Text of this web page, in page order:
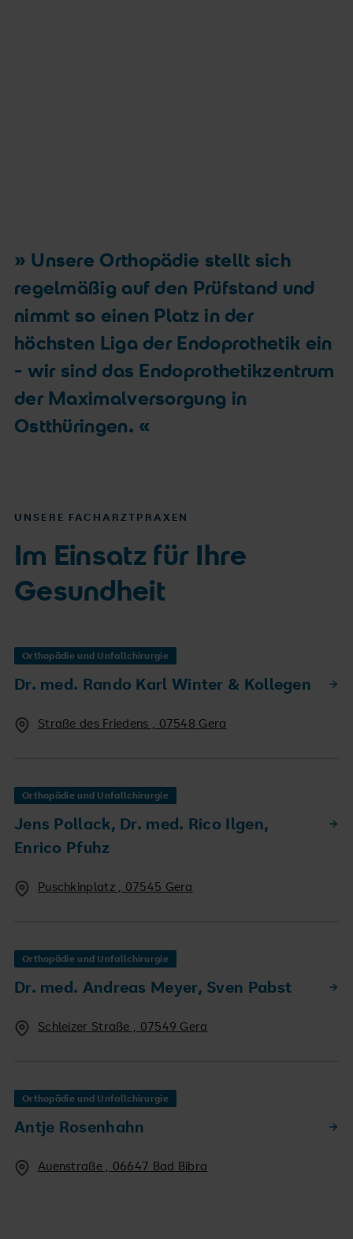
Unsere Orthopädie stellt sich
regelmäßig auf den Prüfstand und
nimmt so einen Platz in der
höchsten Liga der Endoprothetik ein
- wir sind das Endoprothetikzentrum
der Maximalversorgung in
Ostthüringen.
UNSERE FACHARZTPRAXEN
Im Einsatz für Ihre
Gesundheit
Orthopädie und Unfallchirurgie
Dr. med. Rando Karl Winter & Kollegen
Straße des Friedens , 07548 Gera
Orthopädie und Unfallchirurgie
Jens Pollack, Dr. med. Rico Ilgen,
Enrico Pfuhz
Puschkinplatz , 07545 Gera
Orthopädie und Unfallchirurgie
Dr. med. Andreas Meyer, Sven Pabst
Schleizer Straße , 07549 Gera
Orthopädie und Unfallchirurgie
Antje Rosenhahn
Auenstraße , 06647 Bad Bibra